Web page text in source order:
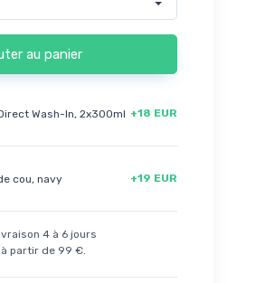
au panier
Wash-In, 2x300ml +18 EUR
cou, navy +19 EUR
4 à 6 jours
partir de 99 €.